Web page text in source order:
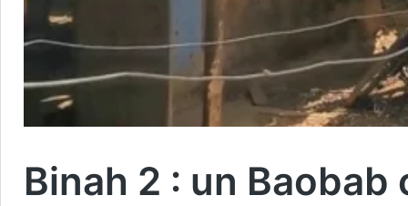
Binah 2 : un